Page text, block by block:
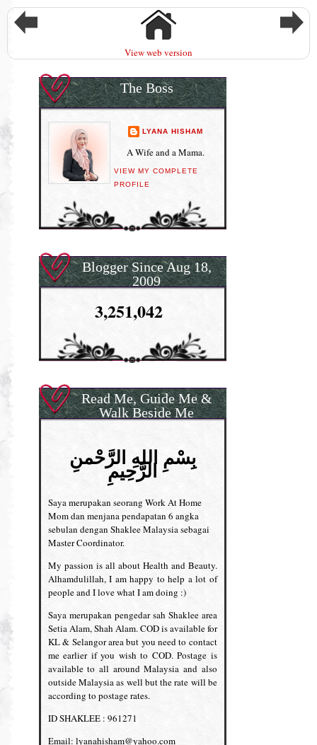
View web version
The Boss
LYANA HISHAM
A Wife and a Mama.
VIEW MY COMPLETE
PROFILE
Blogger Since Aug 18,
2009
3,251,042
Read Me, Guide Me &
Walk Beside Me
بِسْمِ اللهِ الرَّحْمنِ
الرَّحِيمِ
Saya merupakan seorang Work At Home
Mom dan menjana pendapatan 6 angka
sebulan dengan Shaklee Malaysia sebagai
Master Coordinator.
My passion is all about Health and Beauty.
Alhamdulillah, I am happy to help a lot of
people and I love what I am doing :)
Saya merupakan pengedar sah Shaklee area
Setia Alam, Shah Alam. COD is available for
KL & Selangor area but you need to contact
me earlier if you wish to COD. Postage is
available to all around Malaysia and also
outside Malaysia as well but the rate will be
according to postage rates.
ID SHAKLEE : 961271
Email: lyanahisham@yahoo.com